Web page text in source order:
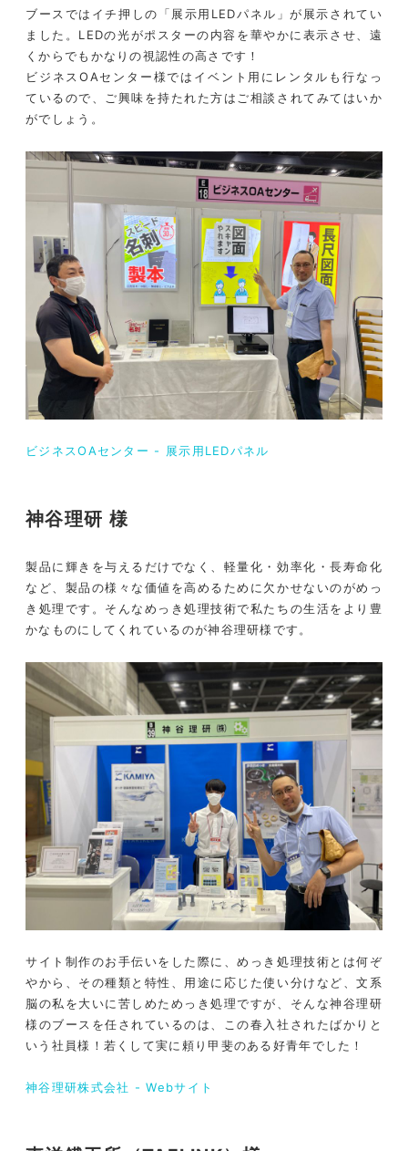
ブースではイチ押しの「展示用LEDパネル」が展示されてい
ました。LEDの光がポスターの内容を華やかに表示させ、遠
くからでもかなりの視認性の高さです！
ビジネスOAセンター様ではイベント用にレンタルも行なっ
ているので、ご興味を持たれた方はご相談されてみてはいか
がでしょう。
ビジネスOAセンター - 展示用LEDパネル
神谷理研 様
製品に輝きを与えるだけでなく、軽量化・効率化・⻑寿命化
など、製品の様々な価値を⾼めるために欠かせないのがめっ
き処理です。そんなめっき処理技術で私たちの生活をより豊
かなものにしてくれているのが神谷理研様です。
サイト制作のお手伝いをした際に、めっき処理技術とは何ぞ
やから、その種類と特性、用途に応じた使い分けなど、文系
脳の私を大いに苦しめためっき処理ですが、そんな神谷理研
様のブースを任されているのは、この春入社されたばかりと
いう社員様！若くして実に頼り甲斐のある好青年でした！
神谷理研株式会社 - Webサイト